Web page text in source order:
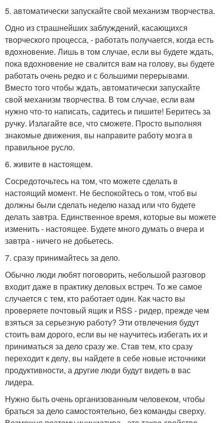
5. автоматически запускайте свой механизм творчества.
Одно из страшнейших заблуждений, касающихся
творческого процесса, - работать получается, когда есть
вдохновение. Лишь в том случае, если вы будете ждать,
пока вдохновение не свалится вам на голову, вы будете
работать очень редко и с большими перерывами.
Вместо того чтобы ждать, автоматически запускайте
свой механизм творчества. В том случае, если вам
нужно что-то написать, садитесь и пишите! Беритесь за
ручку. Излагайте все, что сможете. Просто выполняя
знакомые движения, вы направите работу мозга в
правильное русло.
6. живите в настоящем.
Сосредоточьтесь на том, что можете сделать в
настоящий момент. Не беспокойтесь о том, чтоб вы
должны были сделать неделю назад или что будете
делать завтра. Единственное время, которые вы можете
изменить - настоящее. Будете много думать о вчера и
завтра - ничего не добьетесь.
7. сразу принимайтесь за дело.
Обычно люди любят поговорить, небольшой разговор
входит даже в практику деловых встреч. То же самое
случается с тем, кто работает один. Как часто вы
проверяете почтовый ящик и RSS - ридер, прежде чем
взяться за серьезную работу? Эти отвлечения будут
стоить вам дорого, если вы не научитесь избегать их и
приниматься за дело сразу же. Став тем, кто сразу
переходит к делу, вы найдете в себе новые источники
продуктивности, а другие люди будут видеть в вас
лидера.
Нужно быть очень организованным человеком, чтобы
браться за дело самостоятельно, без команды сверху.